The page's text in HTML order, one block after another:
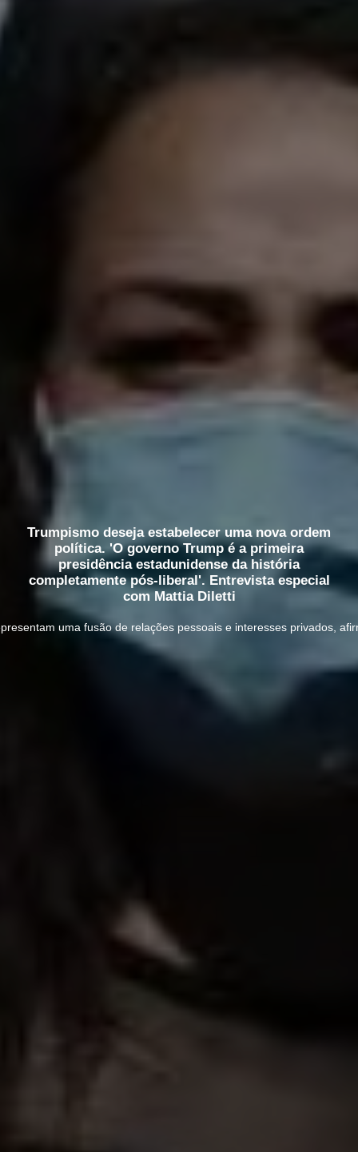
Trumpismo deseja estabelecer uma nova ordem
política. 'O governo Trump é a primeira
presidência estadunidense da história
completamente pós-liberal'. Entrevista especial
com Mattia Diletti
uma fusão de relações pessoais e interesses privados,